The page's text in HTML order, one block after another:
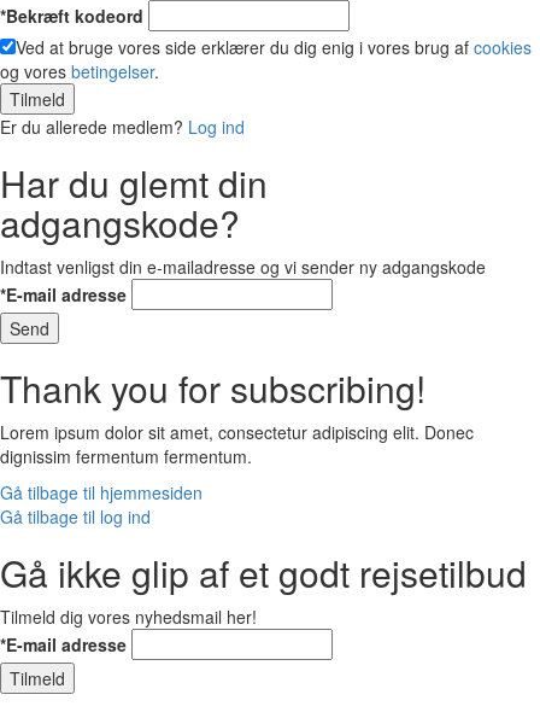
*Bekræft kodeord
Ved at bruge vores side erklærer du dig enig i vores brug af cookies
og vores betingelser.
Tilmeld
Er du allerede medlem? Log ind
Har du glemt din
adgangskode?
Indtast venligst din e-mailadresse og vi sender ny adgangskode
*E-mail adresse
Send
Thank you for subscribing!
Lorem ipsum dolor sit amet, consectetur adipiscing elit. Donec
dignissim fermentum fermentum.
Gå tilbage til hjemmesiden
Gå tilbage til log ind
Gå ikke glip af et godt rejsetilbud
Tilmeld dig vores nyhedsmail her!
*E-mail adresse
Tilmeld